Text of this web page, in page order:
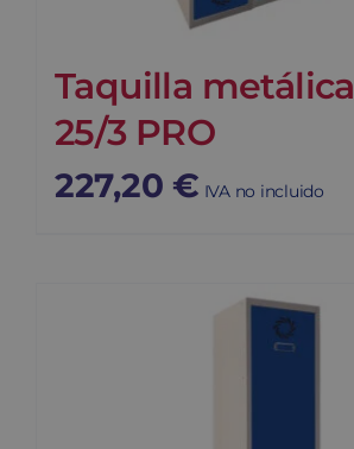
Taquilla metálica
25/3 PRO
227,20 € IVA no incluido